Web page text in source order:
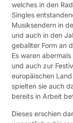
welches in den
Singles
Musiksendern in
und auch in den
geballter Form an
Es waren
und auch zur
europäischen
spielten sie auch
bereits in Arbeit
Dieses erschien